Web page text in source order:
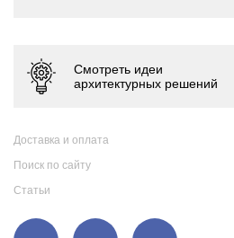
Доставка и оплата
Поиск по сайту
Статьи